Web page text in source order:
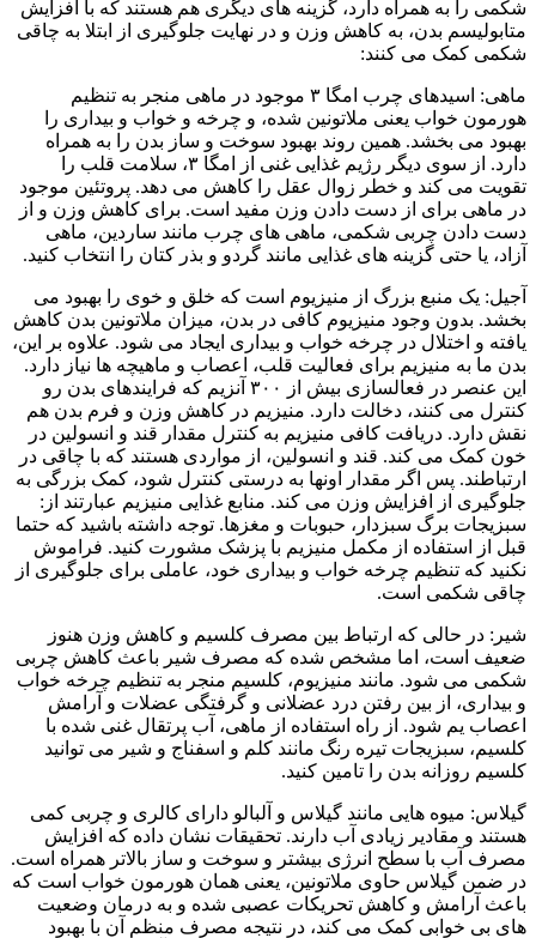
شکمی را به همراه دارد، گزینه های دیگری هم هستند که با افزایش
متابولیسم بدن، به کاهش وزن و در نهایت جلوگیری از ابتلا به چاقی
شکمی کمک می کنند:
ماهی: اسیدهای چرب امگا ۳ موجود در ماهی منجر به تنظیم
هورمون خواب یعنی ملاتونین شده، و چرخه و خواب و بیداری را
بهبود می بخشد. همین روند بهبود سوخت و ساز بدن را به همراه
دارد. از سوی دیگر رژیم غذایی غنی از امگا ۳، سلامت قلب را
تقویت می کند و خطر زوال عقل را کاهش می دهد. پروتئین موجود
در ماهی برای از دست دادن وزن مفید است. برای کاهش وزن و از
دست دادن چربی شکمی، ماهی های چرب مانند ساردین، ماهی
آزاد، یا حتی گزینه های غذایی مانند گردو و بذر کتان را انتخاب کنید.
آجیل: یک منبع بزرگ از منیزیوم است که خلق و خوی را بهبود می
بخشد. بدون وجود منیزیوم کافی در بدن، میزان ملاتونین بدن کاهش
یافته و اختلال در چرخه خواب و بیداری ایجاد می شود. علاوه بر این،
بدن ما به منیزیم برای فعالیت قلب، اعصاب و ماهیچه ها نیاز دارد.
این عنصر در فعالسازی بیش از ۳۰۰ آنزیم که فرایندهای بدن رو
کنترل می کنند، دخالت دارد. منیزیم در کاهش وزن و فرم بدن هم
نقش دارد. دریافت کافی منیزیم به کنترل مقدار قند و انسولین در
خون کمک می کند. قند و انسولین، از مواردی هستند که با چاقی در
ارتباطند. پس اگر مقدار اونها به درستی کنترل شود، کمک بزرگی به
جلوگیری از افزایش وزن می کند. منابع غذایی منیزیم عبارتند از:
سبزیجات برگ سبزدار، حبوبات و مغزها. توجه داشته باشید که حتما
قبل از استفاده از مکمل منیزیم با پزشک مشورت کنید. فراموش
نکنید که تنظیم چرخه خواب و بیداری خود، عاملی برای جلوگیری از
چاقی شکمی است.
شیر: در حالی که ارتباط بین مصرف کلسیم و کاهش وزن هنوز
ضعیف است، اما مشخص شده که مصرف شیر باعث کاهش چربی
شکمی می شود. مانند منیزیوم، کلسیم منجر به تنظیم چرخه خواب
و بیداری، از بین رفتن درد عضلانی و گرفتگی عضلات و آرامش
اعصاب یم شود. از راه استفاده از ماهی، آب پرتقال غنی شده با
کلسیم، سبزیجات تیره رنگ مانند کلم و اسفناج و شیر می توانید
کلسیم روزانه بدن را تامین کنید.
گیلاس: میوه هایی مانند گیلاس و آلبالو دارای کالری و چربی کمی
هستند و مقادیر زیادی آب دارند. تحقیقات نشان داده که افزایش
مصرف آب با سطح انرژی بیشتر و سوخت و ساز بالاتر همراه است.
در ضمن گیلاس حاوی ملاتونین، یعنی همان هورمون خواب است که
باعث آرامش و کاهش تحریکات عصبی شده و به درمان وضعیت
های بی خوابی کمک می کند، در نتیجه مصرف منظم آن با بهبود